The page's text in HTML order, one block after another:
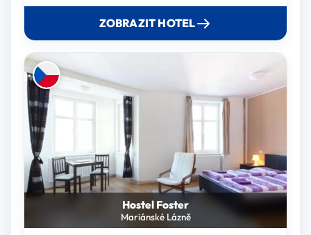
ZOBRAZIT HOTEL
Hostel Foster
Mariánské Lázně